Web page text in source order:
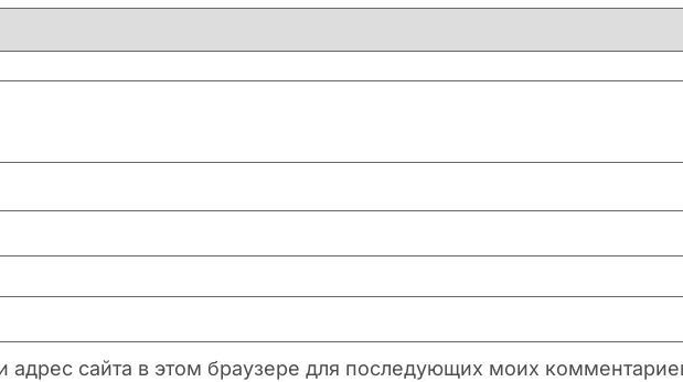
адрес сайта в этом браузере для последующих моих